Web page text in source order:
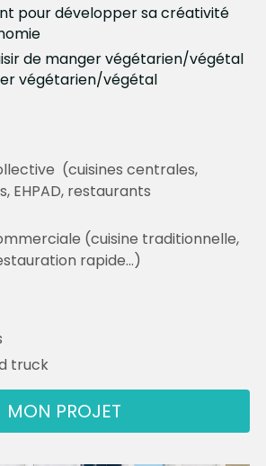
pour développer sa créativité
de manger végétarien/végétal
végétarien/végétal
(cuisines centrales,
EHPAD, restaurants
(cuisine traditionnelle,
rapide...)
truck
MON PROJET